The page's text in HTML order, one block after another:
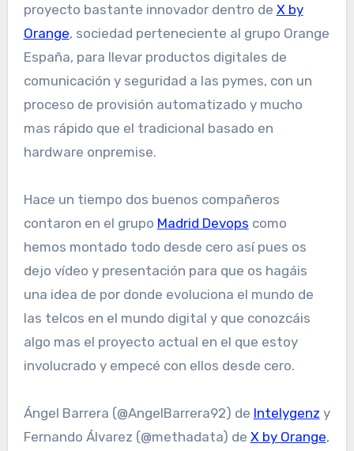
proyecto bastante innovador dentro de X by
Orange, sociedad perteneciente al grupo Orange
España, para llevar productos digitales de
comunicación y seguridad a las pymes, con un
proceso de provisión automatizado y mucho
mas rápido que el tradicional basado en
hardware onpremise.
Hace un tiempo dos buenos compañeros
contaron en el grupo Madrid Devops como
hemos montado todo desde cero así pues os
dejo vídeo y presentación para que os hagáis
una idea de por donde evoluciona el mundo de
las telcos en el mundo digital y que conozcáis
algo mas el proyecto actual en el que estoy
involucrado y empecé con ellos desde cero.
Ángel Barrera (@AngelBarrera92) de Intelygenz y
Fernando Álvarez (@methadata) de X by Orange,